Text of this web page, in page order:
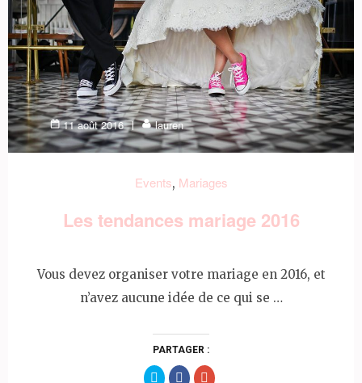
11 août 2016 lauren
Events, Mariages
Les tendances mariage 2016
Vous devez organiser votre mariage en 2016, et
n’avez aucune idée de ce qui se …
PARTAGER :
PartagerPartagerCliquez